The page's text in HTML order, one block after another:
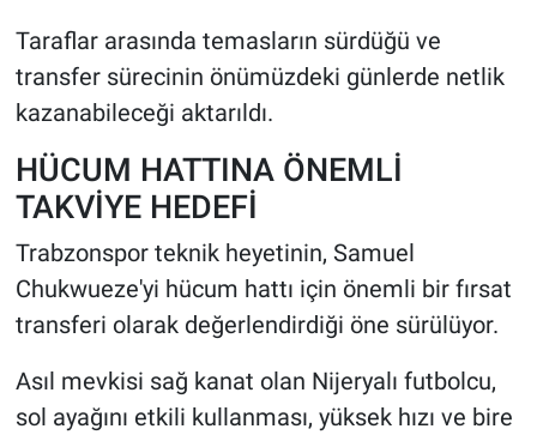
Taraflar arasında temasların sürdüğü ve
transfer sürecinin önümüzdeki günlerde netlik
kazanabileceği aktarıldı.
HÜCUM HATTINA ÖNEMLİ
TAKVİYE HEDEFİ
Trabzonspor teknik heyetinin, Samuel
Chukwueze'yi hücum hattı için önemli bir fırsat
transferi olarak değerlendirdiği öne sürülüyor.
Asıl mevkisi sağ kanat olan Nijeryalı futbolcu,
sol ayağını etkili kullanması, yüksek hızı ve bire